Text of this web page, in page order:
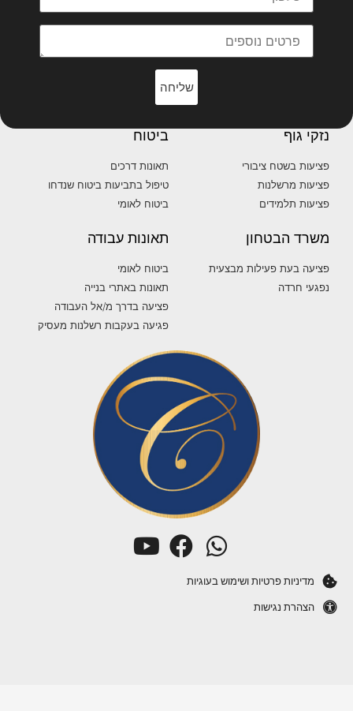
שליחה
נזקי גוף
פציעות בשטח ציבורי
פציעות מרשלנות
פציעות תלמידים
ביטוח
תאונות דרכים
טיפול בתביעות ביטוח שנדחו
ביטוח לאומי
משרד הבטחון
פציעה בעת פעילות מבצעית
נפגעי חרדה
תאונות עבודה
ביטוח לאומי
תאונות באתרי בנייה
פציעה בדרך מ/אל העבודה
פגיעה בעקבות רשלנות מעסיק
מדיניות פרטיות ושימוש בעוגיות
הצהרת נגישות